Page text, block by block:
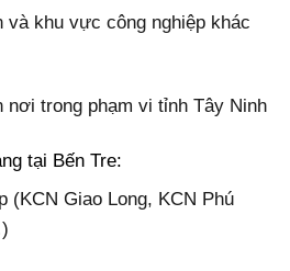
và khu vực công nghiệp khác
nơi trong phạm vi tỉnh Tây Ninh
tại Bến Tre:
(KCN Giao Long, KCN Phú